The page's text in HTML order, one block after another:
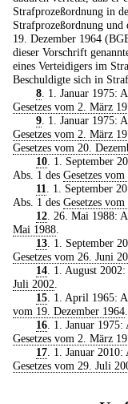
Strafprozeßordnung in
Strafprozeßordnung und
19. Dezember 1964
dieser Vorschrift
eines Verteidigers im
Beschuldigte sich in
8. 1. Januar 1975:
Gesetzes vom 2. März
9. 1. Januar 1975:
Gesetzes vom 2. März
Gesetzes vom 20.
10. 1. September
Abs. 1 des Gesetzes
11. 1. September
Abs. 1 des Gesetzes
12. 26. Mai 1988:
Mai 1988.
13. 1. September
Gesetzes vom 26. Juni
14. 1. August
Juli 2002.
15. 1. April 1965:
vom 19. Dezember 1964.
16. 1. Januar
Gesetzes vom 2. März
17. 1. Januar
Gesetzes vom 29. Juli